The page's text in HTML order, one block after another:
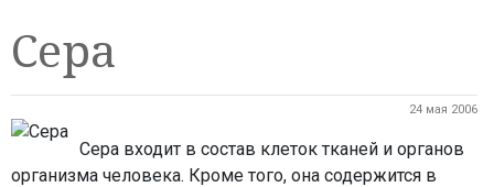
Сера
24 мая 2006
Сера входит в состав клеток тканей и органов
организма человека. Кроме того, она содержится в